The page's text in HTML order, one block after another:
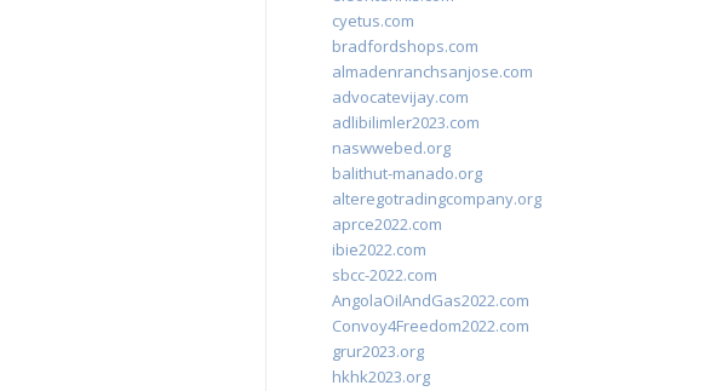
cyetus.com
bradfordshops.com
almadenranchsanjose.com
advocatevijay.com
adlibilimler2023.com
naswwebed.org
balithut-manado.org
alteregotradingcompany.org
aprce2022.com
ibie2022.com
sbcc-2022.com
AngolaOilAndGas2022.com
Convoy4Freedom2022.com
grur2023.org
hkhk2023.org